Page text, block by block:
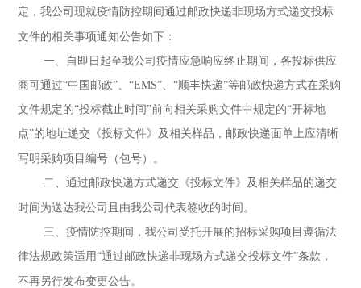
定，我公司现就疫情防控期间通过邮政快递非现场方式递交投标
文件的相关事项通知公告如下：
一、自即日起至我公司疫情应急响应终止期间，各投标供应
商可通过“中国邮政”、“EMS”、“顺丰快递”等邮政快递方式在采购
文件规定的“投标截止时间”前向相关采购文件中规定的“开标地
点”的地址递交《投标文件》及相关样品，邮政快递面单上应清晰
写明采购项目编号（包号）。
二、通过邮政快递方式递交《投标文件》及相关样品的递交
时间为送达我公司且由我公司代表签收的时间。
三、疫情防控期间，我公司受托开展的招标采购项目遵循法
律法规政策适用“通过邮政快递非现场方式递交投标文件”条款，
不再另行发布变更公告。